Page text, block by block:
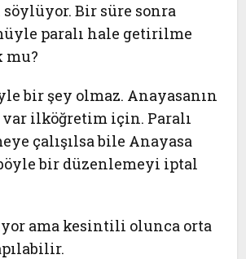
söylüyor. Bir süre sonra
paralı hale getirilme
mu?
bir şey olmaz. Anayasanın
ilköğretim için. Paralı
çalışılsa bile Anayasa
bir düzenlemeyi iptal
ama kesintili olunca orta